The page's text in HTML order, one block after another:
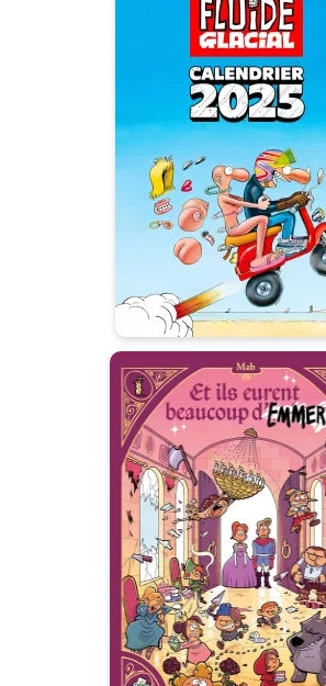
Calendrier
des
Fluide Glacial
Date de
06/11/2024
À l'occasion des 50 ans
Fluide Glacial, traversez
l'année 2025 au rythme
meilleures couvertures
magazine d'Umour &
Bandessinées !
Et ils eurent
beaucoup
d'emmerdes
Tome 01
Date de
06/03/2024
Et ils eurent beaucoup
d’enfants... mais après ?!
album est génial, même
ne l’a pas lu. » LES
GRIMM « Hâte de
l’adaptation Netflix. »
CHRISTIAN ANDERSEN «
mon papa qui l’a fait ! »